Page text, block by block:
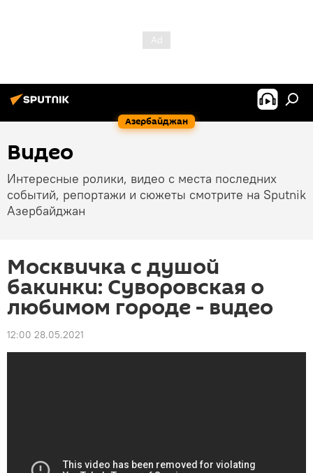
Азербайджан
Видео
Интересные ролики, видео с места последних
событий, репортажи и сюжеты смотрите на Sputnik
Азербайджан
Москвичка с душой
бакинки: Суворовская о
любимом городе - видео
12:00 28.05.2021